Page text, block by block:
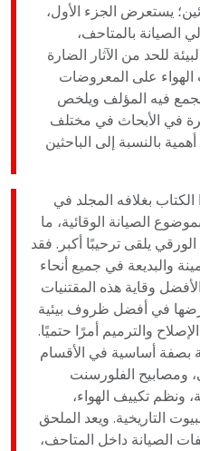
يستعرض الجزء الأول،
الصيانة بالمتاحف،
للحد من الآثار الضارة
الهواء على المعروضات
فيه المؤلف ويلخص
في الأبحاث في مختلف
بالنسبة إلى الباحثين
بغلافه المجلد في
الصيانة الوقائية، ما
يلقى ترحيبًا أكبر. فقد
والبديعة في جميع أنحاء
وقاية هذه المقتنيات
في أفضل ظروف بيئية
والترميم أمرًا حتميًا.
بصفة أساسية في الأقسام
ومصابيح الفلورسنت
ونظم تكييف الهواء،
التاريخية. ويعد الملحق
الصيانة داخل المتاحف،